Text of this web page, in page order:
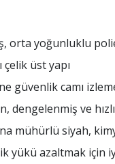
orta yoğunluklu
çelik üst yapı
güvenlik camı
dengelenmiş ve
mühürlü siyah,
yükü azaltmak